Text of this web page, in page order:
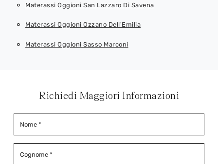
Materassi Oggioni San Lazzaro Di Savena
Materassi Oggioni Ozzano Dell'Emilia
Materassi Oggioni Sasso Marconi
Richiedi Maggiori Informazioni